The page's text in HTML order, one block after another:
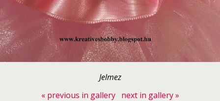
Jelmez
« previous in gallery
next in gallery »